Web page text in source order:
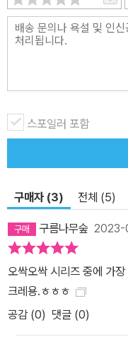
이라 답을 해 줄 수는 없지
보라색 크레용을 만나면
스포일러 포함
구매자 (3) 전체 (5)
구름나무숲 2023-
오싹오싹 시리즈 중에 가
크레용.ㅎㅎㅎ
공감 (0) 댓글 (0)